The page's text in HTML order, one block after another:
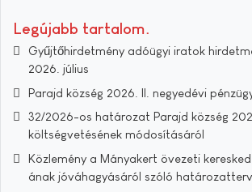
Legújabb tartalom
Gyűjtőhirdetmény adóügyi iratok
2026. július
Parajd község 2026. II. negyedévi
32/2026-os határozat Parajd község
költségvetésének módosításáról
Közlemény a Mányakert övezeti
ának jóváhagyásáról szóló